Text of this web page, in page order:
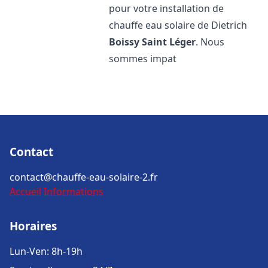
pour votre installation de
chauffe eau solaire de Dietrich
Boissy Saint Léger. Nous
sommes impat
Contact
contact@chauffe-eau-solaire-2.fr
Accueil Informations
Horaires
Lun-Ven: 8h-19h